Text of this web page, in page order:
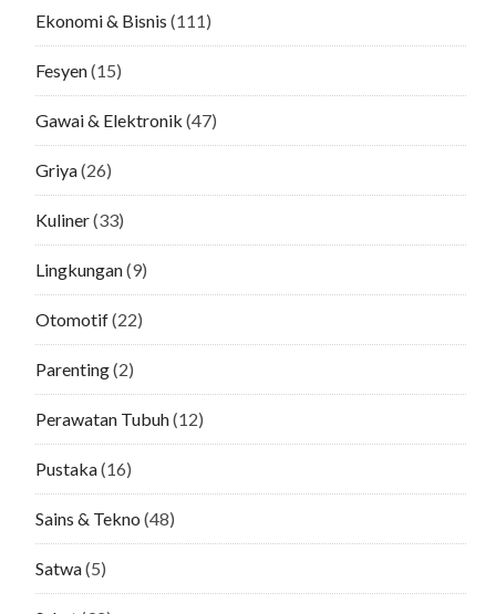
Ekonomi & Bisnis (111)
Fesyen(15)
Gawai & Elektronik (47)
Griya(26)
Kuliner(33)
Lingkungan(9)
Otomotif(22)
Parenting(2)
Perawatan Tubuh(12)
Pustaka(16)
Sains & Tekno (48)
Satwa(5)